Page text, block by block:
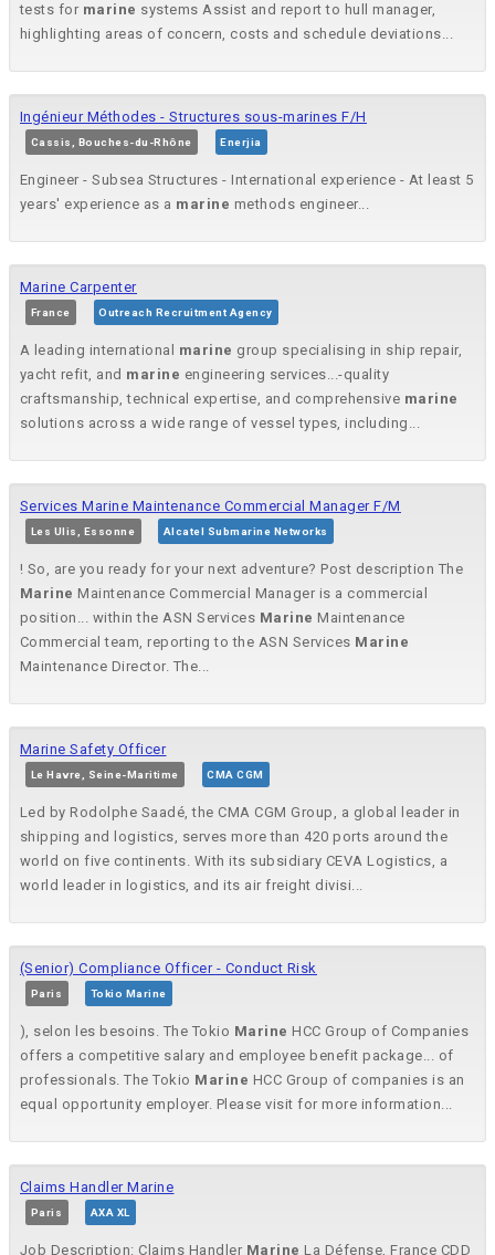
tests for marine systems Assist and report to hull manager,
highlighting areas of concern, costs and schedule deviations...
Ingénieur Méthodes - Structures sous-marines F/H
Cassis, Bouches-du-Rhône Enerjia
Engineer - Subsea Structures - International experience - At least 5
years' experience as a marine methods engineer...
Marine Carpenter
France Outreach Recruitment Agency
A leading international marine group specialising in ship repair,
yacht refit, and marine engineering services...-quality
craftsmanship, technical expertise, and comprehensive marine
solutions across a wide range of vessel types, including...
Services Marine Maintenance Commercial Manager F/M
Les Ulis, Essonne Alcatel Submarine Networks
! So, are you ready for your next adventure? Post description The
Marine Maintenance Commercial Manager is a commercial
position... within the ASN Services Marine Maintenance
Commercial team, reporting to the ASN Services Marine
Maintenance Director. The...
Marine Safety Officer
Le Havre, Seine-Maritime CMA CGM
Led by Rodolphe Saadé, the CMA CGM Group, a global leader in
shipping and logistics, serves more than 420 ports around the
world on five continents. With its subsidiary CEVA Logistics, a
world leader in logistics, and its air freight divisi...
(Senior) Compliance Officer - Conduct Risk
Paris Tokio Marine
), selon les besoins. The Tokio Marine HCC Group of Companies
offers a competitive salary and employee benefit package... of
professionals. The Tokio Marine HCC Group of companies is an
equal opportunity employer. Please visit for more information...
Claims Handler Marine
Paris AXA XL
Job Description: Claims Handler Marine La Défense, France CDD